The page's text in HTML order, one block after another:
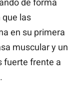
las
en su primera
muscular y un
fuerte frente a